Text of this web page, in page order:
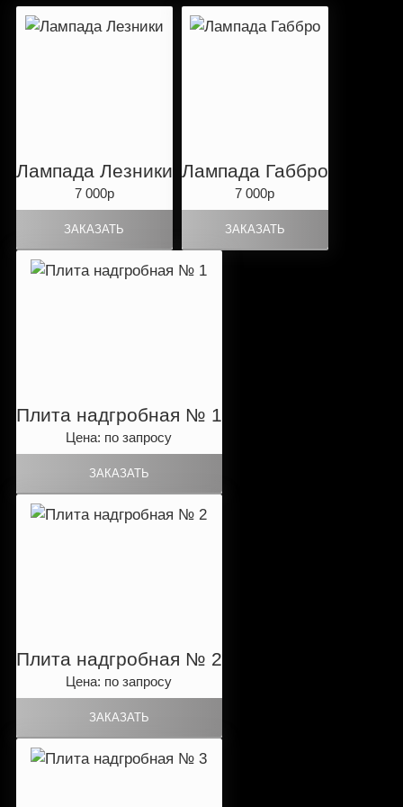
Лампада Лезники
7 000р
Лампада Габбро
7 000р
Плита надгробная № 1
Цена: по запросу
Плита надгробная № 2
Цена: по запросу